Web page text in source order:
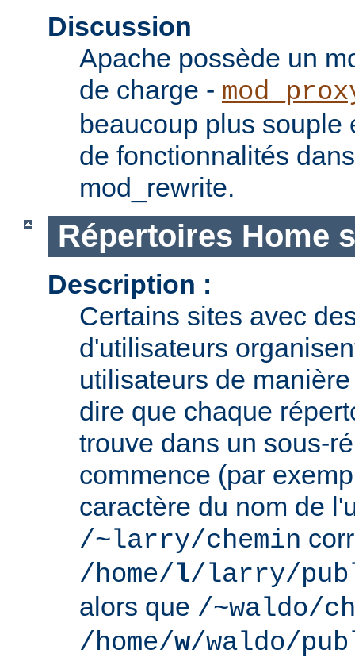
Discussion
Apache possède un
de charge -
beaucoup plus souple
de fonctionnalités
mod_rewrite.
Répertoires Home
Description :
Certains sites avec
d'utilisateurs
utilisateurs de
dire que chaque
trouve dans un sous-
commence (par
caractère du nom de
/~larry/chemin
/home/l/larry/
alors que /~waldo/
/home/w/waldo/